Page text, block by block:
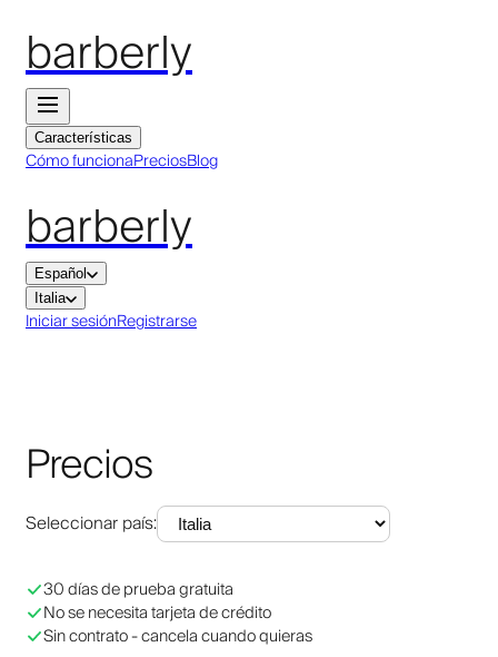
barberly
Características
Cómo funcionaPreciosBlog
barberly
Español
Italia
Iniciar sesiónRegistrarse
Precios
Seleccionar país:
30 días de prueba gratuita
No se necesita tarjeta de crédito
Sin contrato - cancela cuando quieras